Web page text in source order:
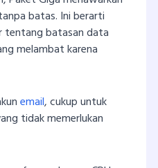
batas. Ini berarti
tentang batasan data
melambat karena
email, cukup untuk
tidak memerlukan